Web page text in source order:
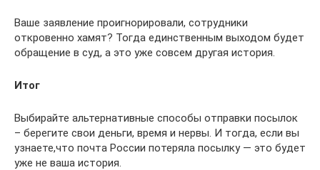
Ваше заявление проигнорировали, сотрудники
откровенно хамят? Тогда единственным выходом будет
обращение в суд, а это уже совсем другая история.
Итог
Выбирайте альтернативные способы отправки посылок
– берегите свои деньги, время и нервы. И тогда, если вы
узнаете,что почта России потеряла посылку — это будет
уже не ваша история.